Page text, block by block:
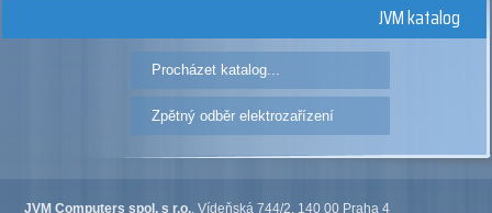
JVM katalog
Procházet katalog...
Zpětný odběr elektrozařízení
JVM Computers spol. s r.o., Vídeňská 744/2, 140 00 Praha 4